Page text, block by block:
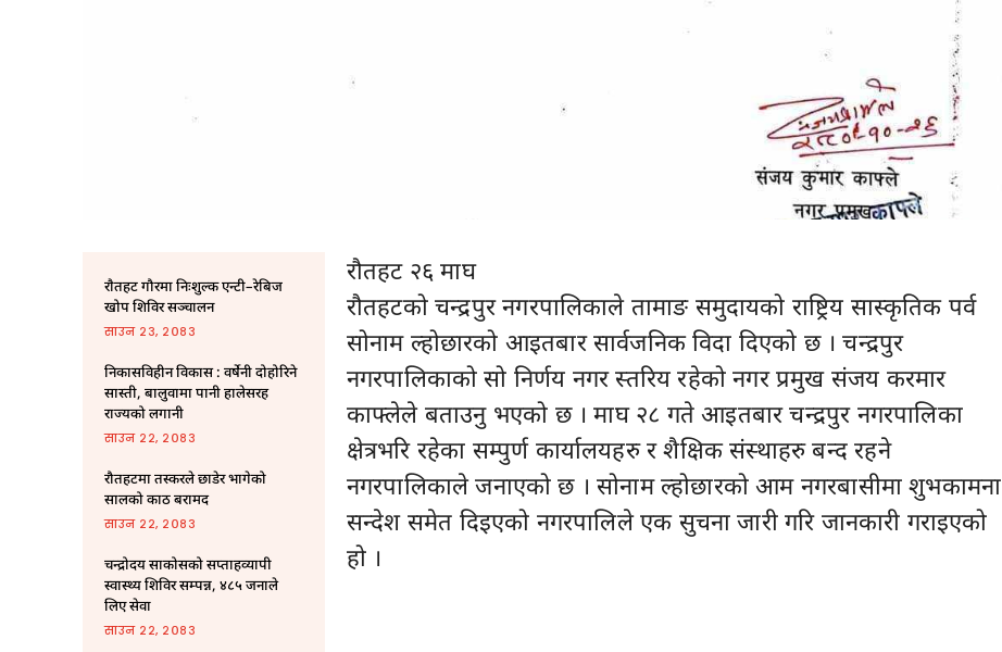
राैतहट गौरमा निःशुल्क एन्टी–रेबिज
खोप शिविर सञ्चालन
साउन २३, २०८३
निकासविहीन विकास : वर्षेनी दोहोरिने
सास्ती, बालुवामा पानी हालेसरह
राज्यको लगानी
साउन २२, २०८३
रौतहटमा तस्करले छाडेर भागेको
सालको काठ बरामद
साउन २२, २०८३
चन्द्रोदय साकोसको सप्ताहव्यापी
स्वास्थ्य शिविर सम्पन्न, ४८५ जनाले
लिए सेवा
साउन २२, २०८३
रौतहट २६ माघ
रौतहटको चन्द्रपुर नगरपालिकाले तामाङ समुदायको राष्ट्रिय सास्कृतिक पर्व
सोनाम ल्होछारको आइतबार सार्वजनिक विदा दिएको छ । चन्द्रपुर
नगरपालिकाको सो निर्णय नगर स्तरिय रहेको नगर प्रमुख संजय करमार
काफ्लेले बताउनु भएको छ । माघ २८ गते आइतबार चन्द्रपुर नगरपालिका
क्षेत्रभरि रहेका सम्पुर्ण कार्यालयहरु र शैक्षिक संस्थाहरु बन्द रहने
नगरपालिकाले जनाएको छ । सोनाम ल्होछारको आम नगरबासीमा शुभकामना
सन्देश समेत दिइएको नगरपालिले एक सुचना जारी गरि जानकारी गराइएको
हो ।